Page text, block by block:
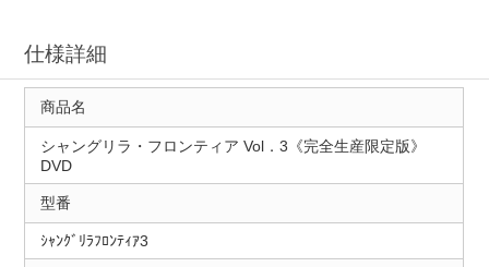
仕様詳細
商品名
シャングリラ・フロンティア Vol．3《完全生産限定版》
DVD
型番
ｼｬﾝｸﾞﾘﾗﾌﾛﾝﾃｨｱ3